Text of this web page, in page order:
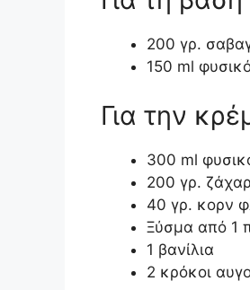
200 γρ.
150 ml
Για την
300 ml
200 γρ.
40 γρ. κορν
Ξύσμα από 1
1 βανίλια
2 κρόκοι